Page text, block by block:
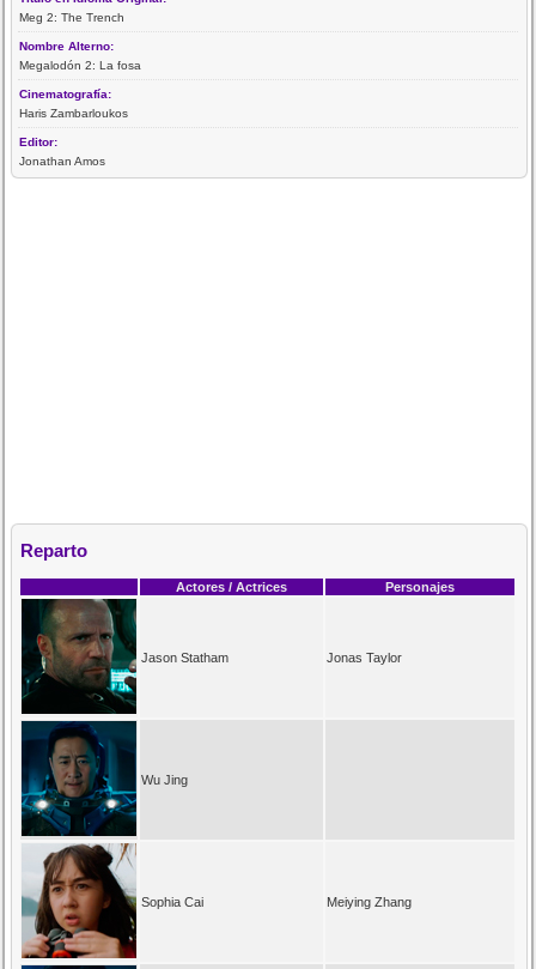
Meg 2: The Trench
Nombre Alterno:
Megalodón 2: La fosa
Cinematografía:
Haris Zambarloukos
Editor:
Jonathan Amos
Reparto
Actores / Actrices Personajes
Jason Statham Jonas Taylor
Wu Jing
Sophia Cai Meiying Zhang